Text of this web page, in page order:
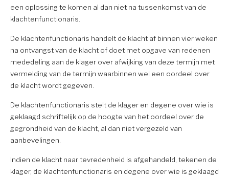
een oplossing te komen al dan niet na tussenkomst van de
klachtenfunctionaris.
De klachtenfunctionaris handelt de klacht af binnen vier weken
na ontvangst van de klacht of doet met opgave van redenen
mededeling aan de klager over afwijking van deze termijn met
vermelding van de termijn waarbinnen wel een oordeel over
de klacht wordt gegeven.
De klachtenfunctionaris stelt de klager en degene over wie is
geklaagd schriftelijk op de hoogte van het oordeel over de
gegrondheid van de klacht, al dan niet vergezeld van
aanbevelingen.
Indien de klacht naar tevredenheid is afgehandeld, tekenen de
klager, de klachtenfunctionaris en degene over wie is geklaagd